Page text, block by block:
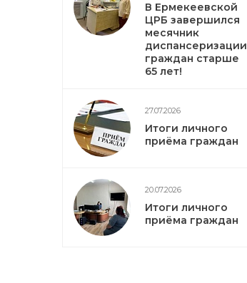
В Ермекеевской
ЦРБ завершился
месячник
диспансеризации
граждан старше
65 лет!
27.07.2026
Итоги личного
приёма граждан
20.07.2026
Итоги личного
приёма граждан